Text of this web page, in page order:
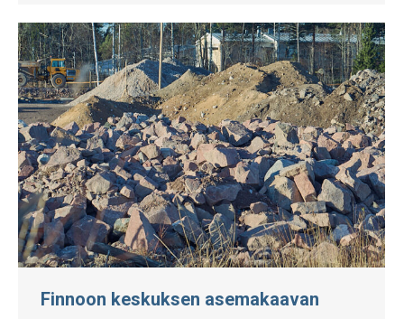
Finnoon keskuksen asemakaavan